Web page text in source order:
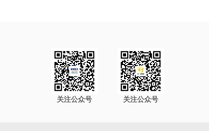
关注公众号 关注公众号